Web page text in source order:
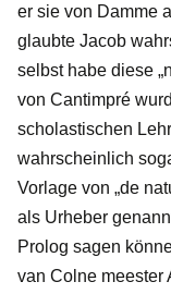
er sie von Damme
glaubte Jacob
selbst habe diese
von Cantimpré
scholastischen
wahrscheinlich
Vorlage von „de
als Urheber
Prolog sagen
van Colne meester